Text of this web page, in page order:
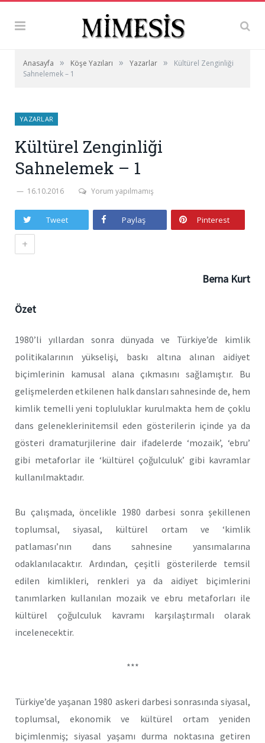
Anasayfa » Köşe Yazıları » Yazarlar »
Kültürel Zenginliği
Sahnelemek – 1
YAZARLAR
Kültürel Zenginliği
Sahnelemek – 1
16.10.2016 Yorum yapılmamış
Tweet Paylaş Pinterest
+
Berna Kurt
Özet
1980’li yıllardan sonra dünyada ve Türkiye’de kimlik
politikalarının yükselişi, baskı altına alınan aidiyet
biçimlerinin kamusal alana çıkmasını sağlamıştır. Bu
gelişmelerden etkilenen halk dansları sahnesinde de, hem
kimlik temelli yeni topluluklar kurulmakta hem de çoklu
dans geleneklerinitemsil eden gösterilerin içinde ya da
gösteri dramaturjilerine dair ifadelerde ‘mozaik’, ‘ebru’
gibi metaforlar ile ‘kültürel çoğulculuk’ gibi kavramlar
kullanılmaktadır.
Bu çalışmada, öncelikle 1980 darbesi sonra şekillenen
toplumsal, siyasal, kültürel ortam ve ‘kimlik
patlaması’nın dans sahnesine yansımalarına
odaklanılacaktır. Ardından, çeşitli gösterilerde temsil
edilen kimlikleri, renkleri ya da aidiyet biçimlerini
tanımlarken kullanılan mozaik ve ebru metaforları ile
kültürel çoğulculuk kavramı karşılaştırmalı olarak
incelenecektir.
***
Türkiye’de yaşanan 1980 askeri darbesi sonrasında siyasal,
toplumsal, ekonomik ve kültürel ortam yeniden
biçimlenmiş; siyasal yaşamı durma noktasına getiren